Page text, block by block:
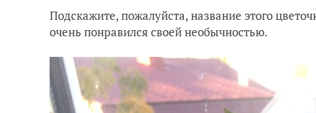
Подскажите, пожалуйста, название этого
очень понравился своей необычностью.